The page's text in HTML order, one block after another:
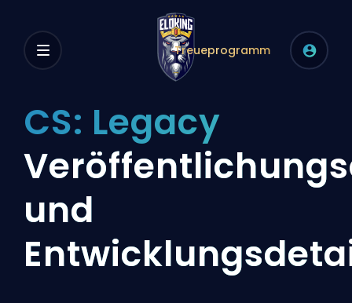
Treueprogramm
CS: Legacy
und